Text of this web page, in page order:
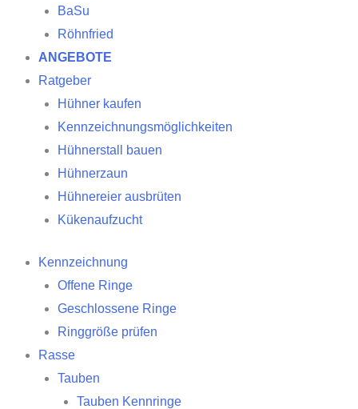
BaSu
Röhnfried
ANGEBOTE
Ratgeber
Hühner kaufen
Kennzeichnungsmöglichkeiten
Hühnerstall bauen
Hühnerzaun
Hühnereier ausbrüten
Kükenaufzucht
Kennzeichnung
Offene Ringe
Geschlossene Ringe
Ringgröße prüfen
Rasse
Tauben
Tauben Kennringe